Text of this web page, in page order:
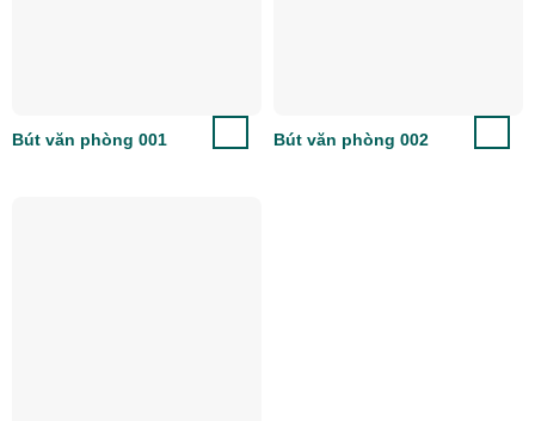
Bút văn phòng 001 Bút văn phòng 002